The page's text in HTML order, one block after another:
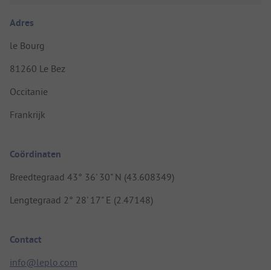
Adres
le Bourg
81260 Le Bez
Occitanie
Frankrijk
Coördinaten
Breedtegraad 43° 36' 30" N (43.608349)
Lengtegraad 2° 28' 17" E (2.47148)
Contact
info@leplo.com